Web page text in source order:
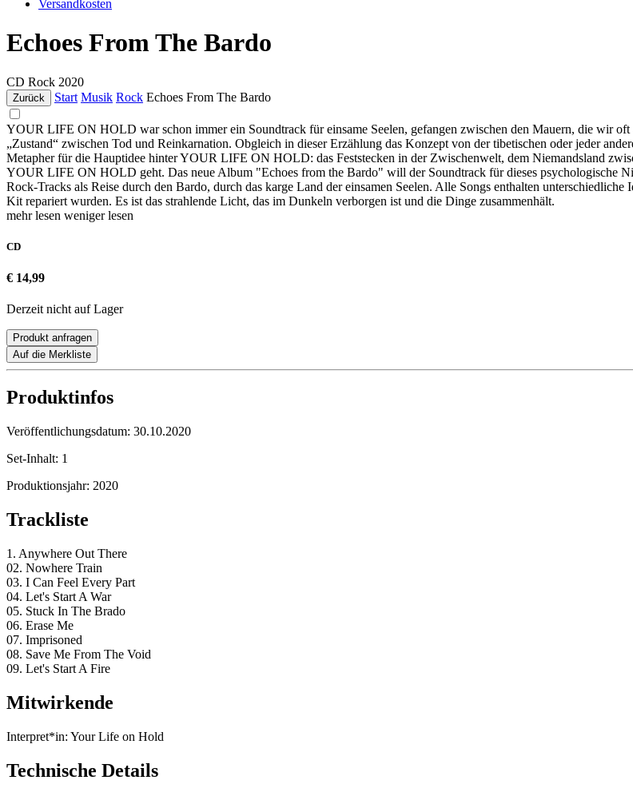
Versandkosten
Echoes From The Bardo
CD Rock 2020
Zurück Start Musik Rock Echoes From The Bardo
YOUR LIFE ON HOLD war schon immer ein Soundtrack für einsame Seelen, gefangen zwischen den Mauern, die wir
„Zustand“ zwischen Tod und Reinkarnation. Obgleich in dieser Erzählung das Konzept von der tibetischen oder jeder
Metapher für die Hauptidee hinter YOUR LIFE ON HOLD: das Feststecken in der Zwischenwelt, dem Niemandsland
YOUR LIFE ON HOLD geht. Das neue Album "Echoes from the Bardo" will der Soundtrack für dieses psychologische
Rock-Tracks als Reise durch den Bardo, durch das karge Land der einsamen Seelen. Alle Songs enthalten
Kit repariert wurden. Es ist das strahlende Licht, das im Dunkeln verborgen ist und die Dinge zusammenhält.
mehr lesen weniger lesen
CD
€ 14,99
Derzeit nicht auf Lager
Produkt anfragen
Auf die Merkliste
Produktinfos
Veröffentlichungsdatum: 30.10.2020
Set-Inhalt: 1
Produktionsjahr: 2020
Trackliste
1. Anywhere Out There
02. Nowhere Train
03. I Can Feel Every Part
04. Let's Start A War
05. Stuck In The Brado
06. Erase Me
07. Imprisoned
08. Save Me From The Void
09. Let's Start A Fire
Mitwirkende
Interpret*in: Your Life on Hold
Technische Details